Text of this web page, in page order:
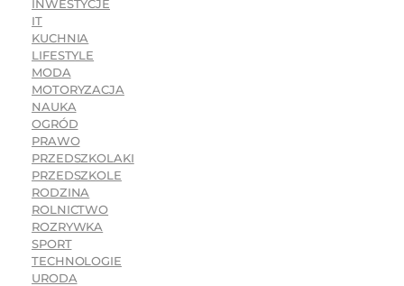
INWESTYCJE
IT
KUCHNIA
LIFESTYLE
MODA
MOTORYZACJA
NAUKA
OGRÓD
PRAWO
PRZEDSZKOLAKI
PRZEDSZKOLE
RODZINA
ROLNICTWO
ROZRYWKA
SPORT
TECHNOLOGIE
URODA